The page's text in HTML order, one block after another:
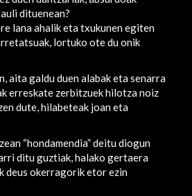
dituenean?
lana ahalik eta txukunen egiten
lortuko ote du onik
aita galdu duen alabak eta senarra
erreskate zerbitzuek hilotza noiz
dute, hilabeteak joan eta
“hondamendia” deitu diogun
ditu guztiak, halako gertaera
deus okerragorik etor ezin